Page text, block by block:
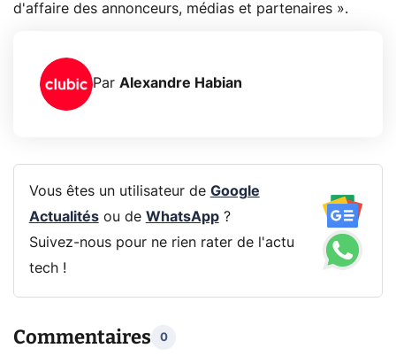
d'affaire des annonceurs, médias et partenaires ».
Par Alexandre Habian
Vous êtes un utilisateur de Google
Actualitésou de WhatsApp?
Suivez-nous pour ne rien rater de l'actu
tech !
Commentaires 0